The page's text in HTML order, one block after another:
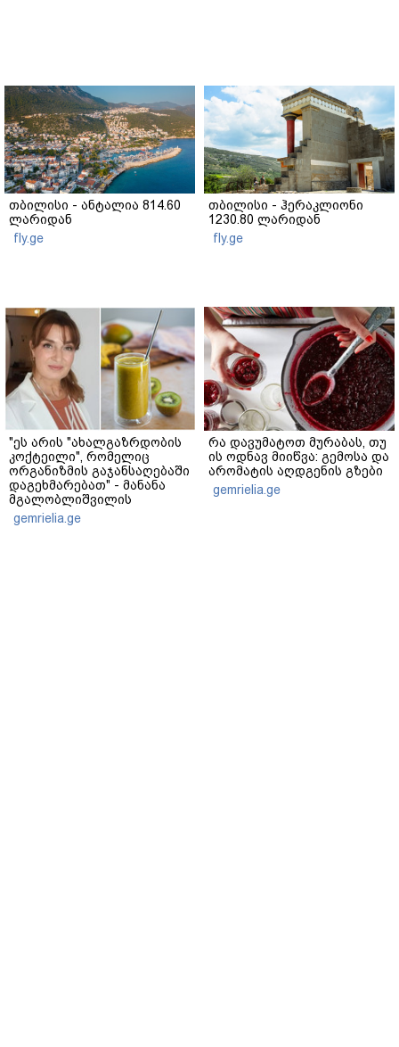
თბილისი - ანტალია 814.60
ლარიდან
fly.ge
თბილისი - ჰერაკლიონი
1230.80 ლარიდან
fly.ge
"ეს არის "ახალგაზრდობის
კოქტეილი", რომელიც
ორგანიზმის გაჯანსაღებაში
დაგეხმარებათ" - მანანა
მგალობლიშვილის
რეცეპტი
gemrielia.ge
რა დავუმატოთ მურაბას, თუ
ის ოდნავ მიიწვა: გემოსა და
არომატის აღდგენის გზები
gemrielia.ge